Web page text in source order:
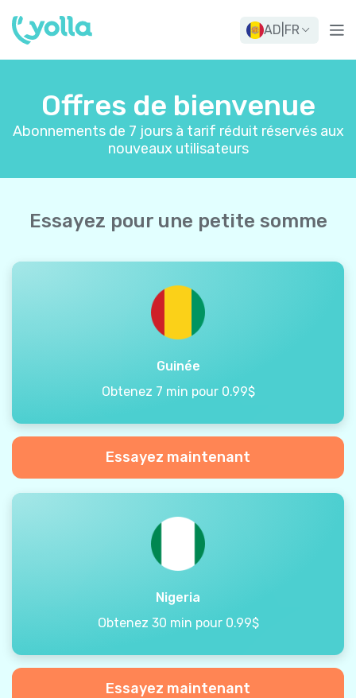
AD FR
Offres de bienvenue
Abonnements de 7 jours à tarif réduit réservés aux
nouveaux utilisateurs
Essayez pour une petite somme
Guinée
Obtenez 7 min pour 0.99$
Essayez maintenant
Nigeria
Obtenez 30 min pour 0.99$
Essayez maintenant